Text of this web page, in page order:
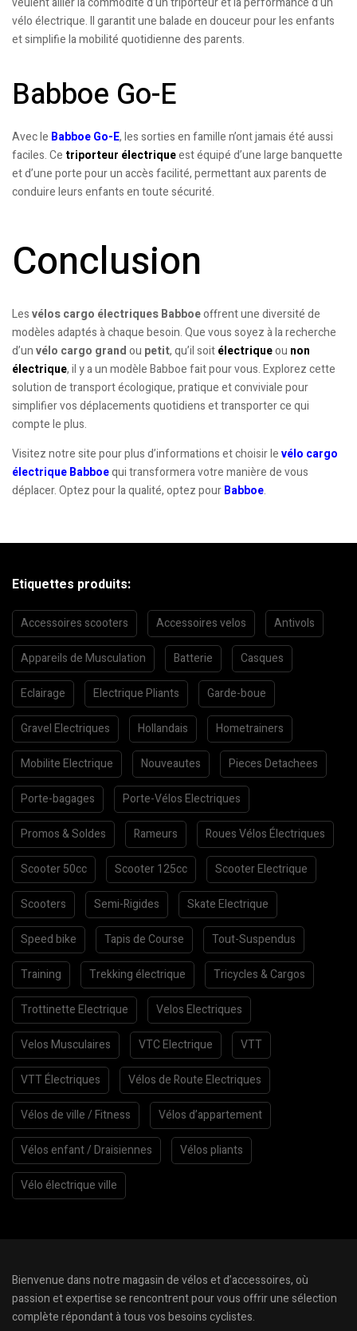
vélo électrique. Il garantit une balade en douceur pour les enfants
et simplifie la mobilité quotidienne des parents.
Babboe Go-E
Avec le Babboe Go-E, les sorties en famille n’ont jamais été aussi
faciles. Cetriporteur électriqueest équipé d’une large banquette
et d’une porte pour un accès facilité, permettant aux parents de
conduire leurs enfants en toute sécurité.
Conclusion
Lesvélos cargo électriques Babboeoffrent une diversité de
modèles adaptés à chaque besoin. Que vous soyez à la recherche
d’unvélo cargo grandou petit, qu’il soitélectriqueou non
électrique, il y a un modèle Babboe fait pour vous. Explorez cette
solution de transport écologique, pratique et conviviale pour
simplifier vos déplacements quotidiens et transporter ce qui
compte le plus.
Visitez notre site pour plus d’informations et choisir levélo cargo
électrique Babboequi transformera votre manière de vous
déplacer. Optez pour la qualité, optez pourBabboe.
Etiquettes produits:
Accessoires scooters Accessoires velos Antivols
Appareils de Musculation Batterie Casques
Eclairage Electrique Pliants Garde-boue
Gravel Electriques Hollandais Hometrainers
Mobilite Electrique Nouveautes Pieces Detachees
Porte-bagages Porte-Vélos Electriques
Promos & Soldes Rameurs Roues Vélos Électriques
Scooter 50cc Scooter 125cc Scooter Electrique
Scooters Semi-Rigides Skate Electrique
Speed bike Tapis de Course Tout-Suspendus
Training Trekking électrique Tricycles & Cargos
Trottinette Electrique Velos Electriques
Velos Musculaires VTC Electrique VTT
VTT Électriques Vélos de Route Electriques
Vélos de ville / Fitness Vélos d’appartement
Vélos enfant / Draisiennes Vélos pliants
Vélo électrique ville
Bienvenue dans notre magasin de vélos et d’accessoires, où
passion et expertise se rencontrent pour vous offrir une sélection
complète répondant à tous vos besoins cyclistes.